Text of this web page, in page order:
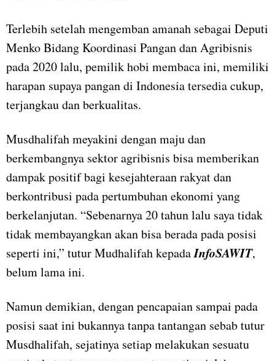
Terlebih setelah mengemban amanah sebagai Deputi
Menko Bidang Koordinasi Pangan dan Agribisnis
pada 2020 lalu, pemilik hobi membaca ini, memiliki
harapan supaya pangan di Indonesia tersedia cukup,
terjangkau dan berkualitas.
Musdhalifah meyakini dengan maju dan
berkembangnya sektor agribisnis bisa memberikan
dampak positif bagi kesejahteraan rakyat dan
berkontribusi pada pertumbuhan ekonomi yang
berkelanjutan. “Sebenarnya 20 tahun lalu saya tidak
tidak membayangkan akan bisa berada pada posisi
seperti ini,” tutur Mudhalifah kepadaInfoSAWIT,
belum lama ini.
Namun demikian, dengan pencapaian sampai pada
posisi saat ini bukannya tanpa tantangan sebab tutur
Musdhalifah, sejatinya setiap melakukan sesuatu